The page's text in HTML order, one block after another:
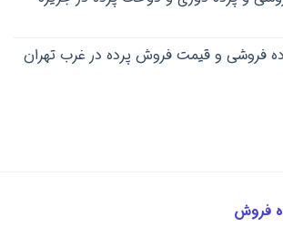
فروشی و قیمت فروش پرده در غرب تهران
فروش